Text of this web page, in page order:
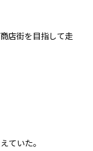
店街を目指して走
ていた。